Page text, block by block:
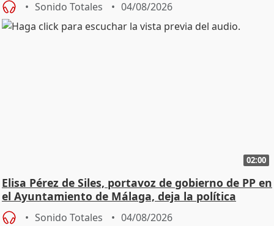
Sonido Totales 04/08/2026
02:00
Elisa Pérez de Siles, portavoz de gobierno de PP en
el Ayuntamiento de Málaga, deja la política
Sonido Totales 04/08/2026